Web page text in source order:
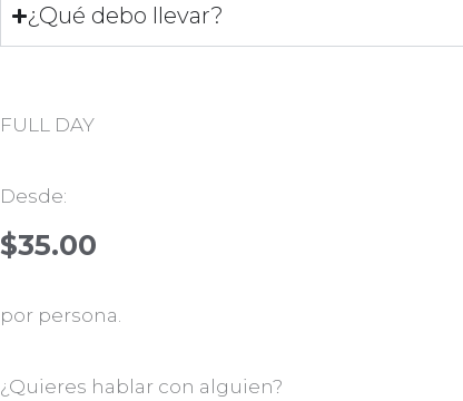
¿Qué debo llevar?
FULL DAY
Desde:
$35.00
por persona.
¿Quieres hablar con alguien?